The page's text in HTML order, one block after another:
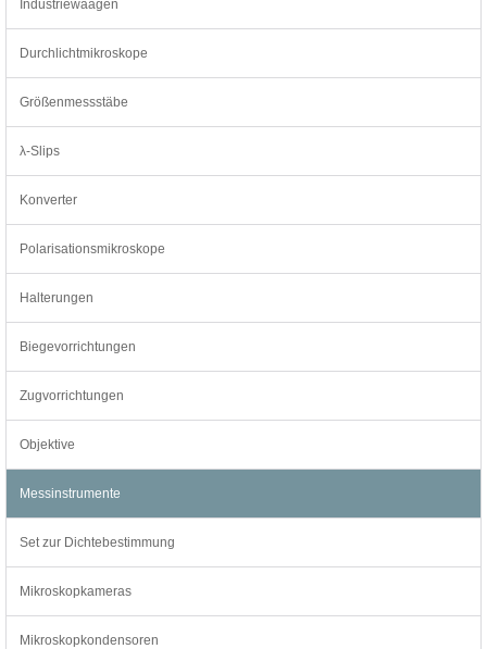
Industriewaagen
Durchlichtmikroskope
Größenmessstäbe
λ-Slips
Konverter
Polarisationsmikroskope
Halterungen
Biegevorrichtungen
Zugvorrichtungen
Objektive
Messinstrumente
Set zur Dichtebestimmung
Mikroskopkameras
Mikroskopkondensoren